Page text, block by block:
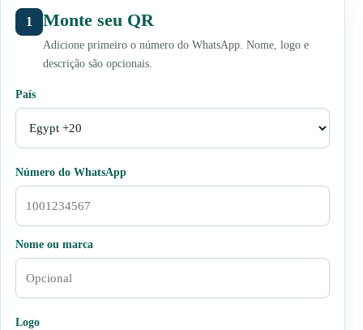
1 Monte seu QR
Adicione primeiro o número do WhatsApp. Nome, logo e
descrição são opcionais.
País
Número do WhatsApp
Nome ou marca
Logo